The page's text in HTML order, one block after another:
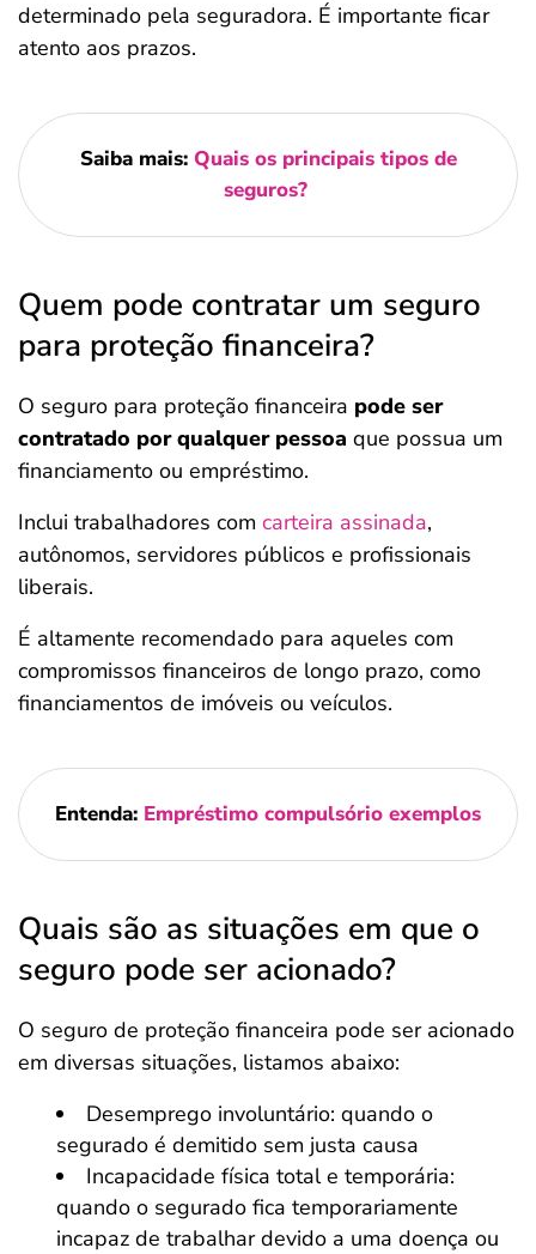
determinado pela seguradora. É importante ficar
atento aos prazos.
Saiba mais: Quais os principais tipos de
seguros?
Quem pode contratar um seguro
para proteção financeira?
O seguro para proteção financeira pode ser
contratado por qualquer pessoa que possua um
financiamento ou empréstimo.
Inclui trabalhadores com carteira assinada,
autônomos, servidores públicos e profissionais
liberais.
É altamente recomendado para aqueles com
compromissos financeiros de longo prazo, como
financiamentos de imóveis ou veículos​.
Entenda: Empréstimo compulsório exemplos
Quais são as situações em que o
seguro pode ser acionado?
O seguro de proteção financeira pode ser acionado
em diversas situações, listamos abaixo:
Desemprego involuntário: quando o
segurado é demitido sem justa causa
Incapacidade física total e temporária:
quando o segurado fica temporariamente
incapaz de trabalhar devido a uma doença ou